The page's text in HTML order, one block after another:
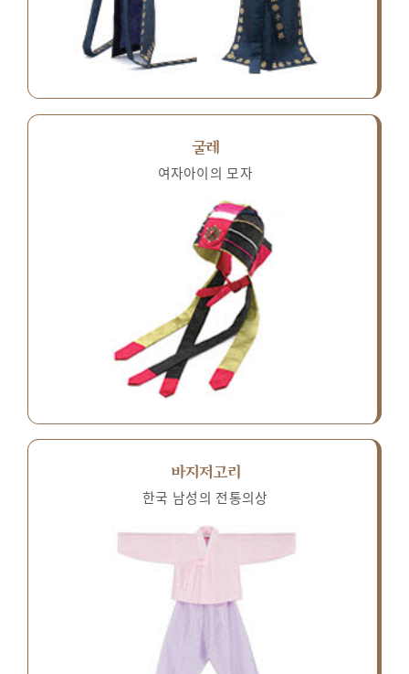
굴레
여자아이의 모자
바지저고리
한국 남성의 전통의상